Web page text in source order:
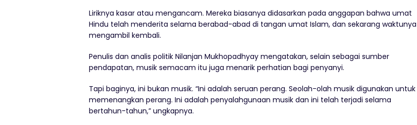
Liriknya kasar atau mengancam. Mereka biasanya didasarkan pada anggapan bahwa umat
Hindu telah menderita selama berabad-abad di tangan umat Islam, dan sekarang waktunya
mengambil kembali.
Penulis dan analis politik Nilanjan Mukhopadhyay mengatakan, selain sebagai sumber
pendapatan, musik semacam itu juga menarik perhatian bagi penyanyi.
Tapi baginya, ini bukan musik. “Ini adalah seruan perang. Seolah-olah musik digunakan untuk
memenangkan perang. Ini adalah penyalahgunaan musik dan ini telah terjadi selama
bertahun-tahun,” ungkapnya.